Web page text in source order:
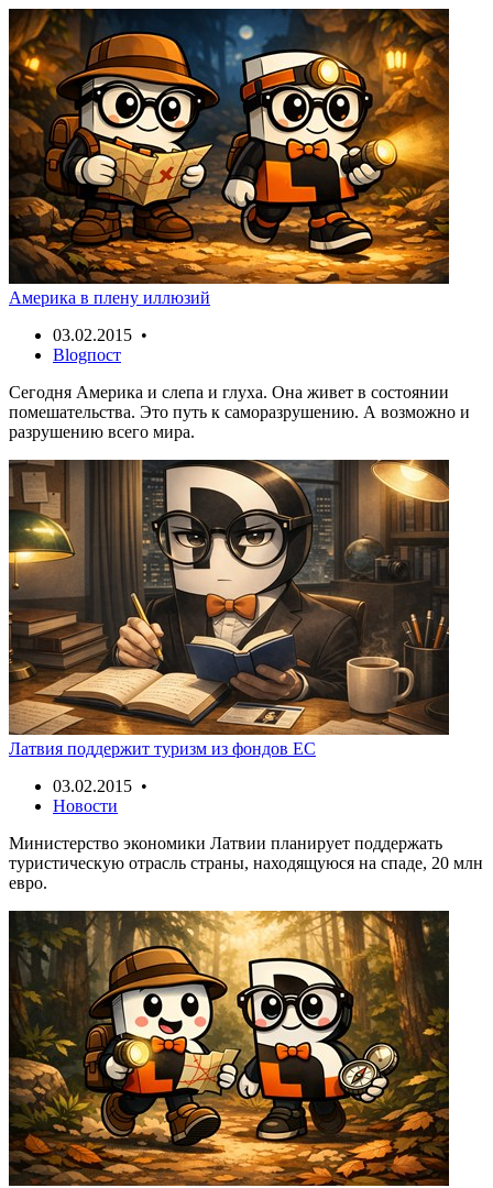
Америка в плену иллюзий
03.02.2015 •
Blogпост
Сегодня Америка и слепа и глуха. Она живет в состоянии
помешательства. Это путь к саморазрушению. А возможно и
разрушению всего мира.
Латвия поддержит туризм из фондов ЕС
03.02.2015 •
Новости
Министерство экономики Латвии планирует поддержать
туристическую отрасль страны, находящуюся на спаде, 20 млн
евро.